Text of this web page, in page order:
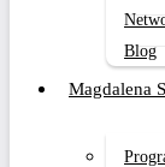
Blog
Magdalena